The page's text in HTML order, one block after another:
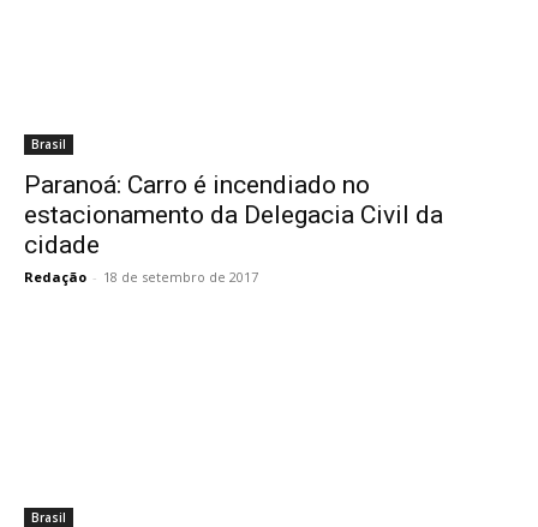
Brasil
Paranoá: Carro é incendiado no
estacionamento da Delegacia Civil da
cidade
Redação - 18 de setembro de 2017
Brasil